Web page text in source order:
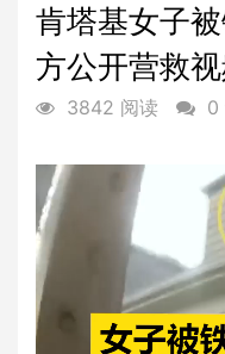
肯塔基女子
方公开营救
3842 阅读 0